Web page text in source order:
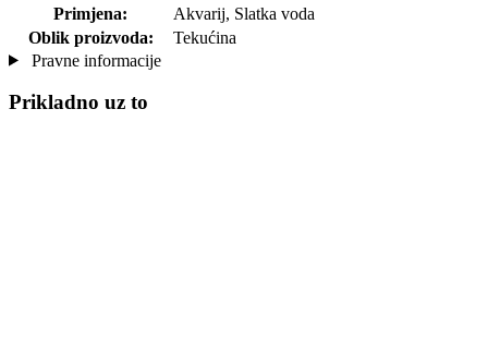
Primjena:
Akvarij, Slatka voda
Oblik proizvoda:
Tekućina
Pravne informacije
Prikladno uz to